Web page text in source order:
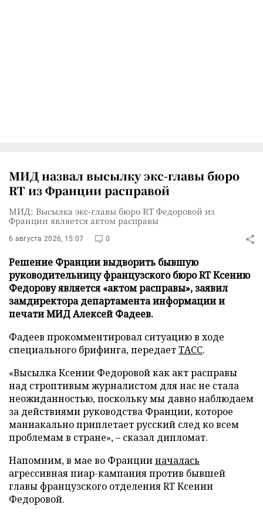
МИД назвал высылку экс-главы бюро
RT из Франции расправой
МИД: Высылка экс-главы бюро RT Федоровой из
Франции является актом расправы
6 августа 2026, 15:07 0
Решение Франции выдворить бывшую
руководительницу французского бюро RT Ксению
Федорову является «актом расправы», заявил
замдиректора департамента информации и
печати МИД Алексей Фадеев.
Фадеев прокомментировал ситуацию в ходе
специального брифинга, передаетТАСС.
«Высылка Ксении Федоровой как акт расправы
над строптивым журналистом для нас не стала
неожиданностью, поскольку мы давно наблюдаем
за действиями руководства Франции, которое
маниакально приплетает русский след ко всем
проблемам в стране», – сказал дипломат.
Напомним, в мае во Францииначалась
агрессивная пиар-кампания против бывшей
главы французского отделения RT Ксении
Федоровой.